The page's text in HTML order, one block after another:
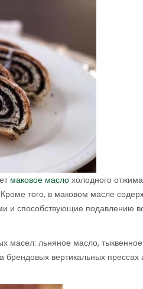
маковое масло холодного
того, в маковом масле
и способствующие подавлению
масел: льняное масло,
вертикальных прессах